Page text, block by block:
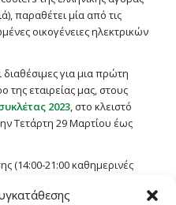
παραθέτει μία από τις
οικογένειες ηλεκτρικών
διαθέσιμες για μια πρώτη
εταιρείας μας, στους
2023, στο κλειστό
Τετάρτη 29 Μαρτίου έως
(14:00-21:00 καθημερινές
και να ενημερωθείτε